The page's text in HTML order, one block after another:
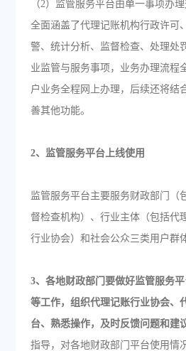
（2）监管服务平台由单一事项办
全面涵盖了代理记账机构行政许可
警、统计分析、监督检查、处理处
业监管与服务事项，业务办理流程
户业务全程网上办理，后续还将结
善其他功能。
2、监管服务平台上线使用
监管服务平台主要服务财政部门（
督检查机构）、行业主体（包括代
行业协会）和社会公众三类用户群体
3、各地财政部门要做好监管服务
等工作，组织代理记账行业协会、
台、熟悉操作，及时反馈问题和建议
指导，对各地财政部门平台使用情